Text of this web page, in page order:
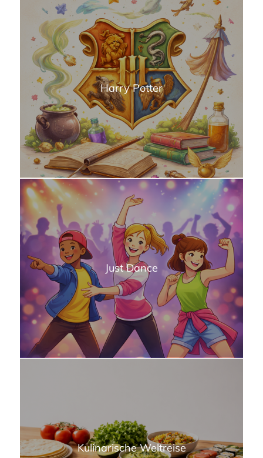
Harry Potter
Just Dance
Kulinarische Weltreise